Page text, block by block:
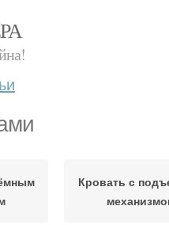
Кровать с